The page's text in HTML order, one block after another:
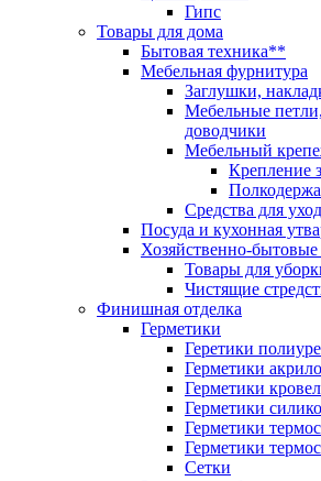
Гипс
Товары для дома
Бытовая техника**
Мебельная фурнитура
Заглушки,
Мебельные
доводчики
Мебельный
Крепление
Средства для
Посуда и кухонная
Хозяйственно-
Товары для
Чистящие
Финишная отделка
Герметики
Геретики
Герметики
Герметики
Герметики
Герметики
Герметики
Сетки